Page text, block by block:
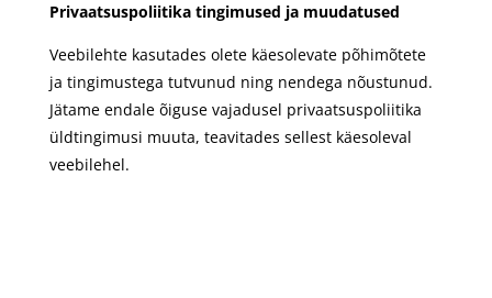
Privaatsuspoliitika tingimused ja muudatused
Veebilehte kasutades olete käesolevate põhimõtete
ja tingimustega tutvunud ning nendega nõustunud.
Jätame endale õiguse vajadusel privaatsuspoliitika
üldtingimusi muuta, teavitades sellest käesoleval
veebilehel.